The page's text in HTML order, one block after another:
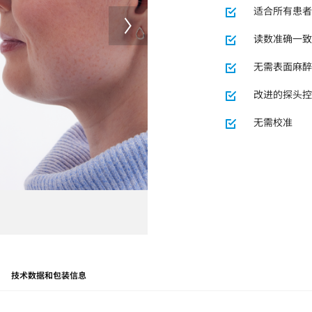
适合所有患者
读数准确一致
无需表面麻
改进的探头
无需校准
技术数据和包装信息